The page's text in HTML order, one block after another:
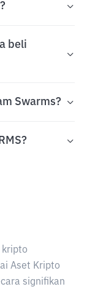
beli
Swarms?
kripto
Aset Kripto
signifikan